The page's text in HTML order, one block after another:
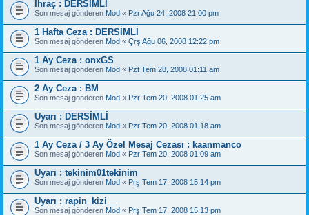
İhraç : DERSİMLİ
Son mesaj gönderen Mod « Pzr Ağu 24, 2008 21:00 pm
1 Hafta Ceza : DERSİMLİ
Son mesaj gönderen Mod « Çrş Ağu 06, 2008 12:22 pm
1 Ay Ceza : onxGS
Son mesaj gönderen Mod « Pzt Tem 28, 2008 01:11 am
2 Ay Ceza : BM
Son mesaj gönderen Mod « Pzr Tem 20, 2008 01:25 am
Uyarı : DERSİMLİ
Son mesaj gönderen Mod « Pzr Tem 20, 2008 01:18 am
1 Ay Ceza / 3 Ay Özel Mesaj Cezası : kaanmanco
Son mesaj gönderen Mod « Pzr Tem 20, 2008 01:09 am
Uyarı : tekinim01tekinim
Son mesaj gönderen Mod « Prş Tem 17, 2008 15:14 pm
Uyarı : rapin_kizi__
Son mesaj gönderen Mod « Prş Tem 17, 2008 15:13 pm